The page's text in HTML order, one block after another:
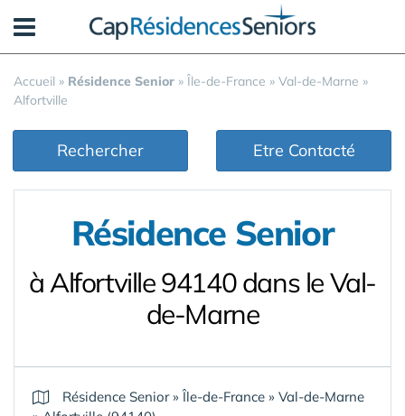
Accueil » Résidence Senior » Île-de-France » Val-de-Marne »
Alfortville
Rechercher Etre Contacté
Résidence Senior
à Alfortville 94140 dans le Val-
de-Marne
Résidence Senior»Île-de-France » Val-de-Marne